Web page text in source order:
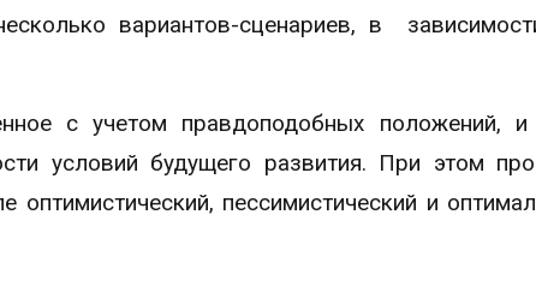
вариантов-сценариев, в
с учетом правдоподобных положений,
условий будущего развития. При этом
пессимистический и